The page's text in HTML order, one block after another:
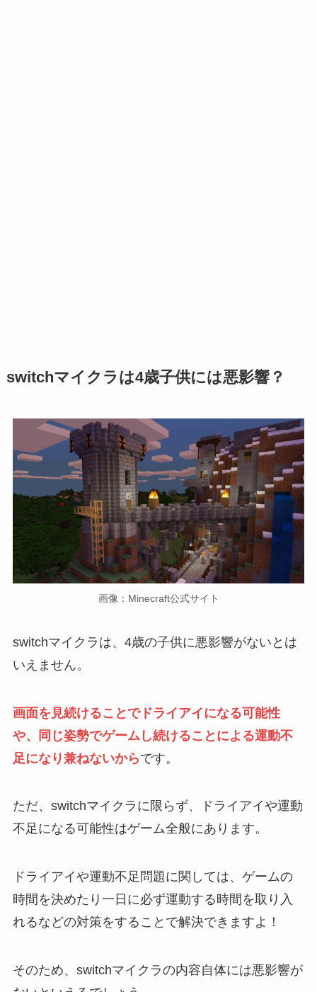
switchマイクラは4歳子供には悪影響？
画像：Minecraft公式サイト
switchマイクラは、4歳の子供に悪影響がないとは
いえません。
画面を見続けることでドライアイになる可能性
や、同じ姿勢でゲームし続けることによる運動不
足になり兼ねないからです。
ただ、switchマイクラに限らず、ドライアイや運動
不足になる可能性はゲーム全般にあります。
ドライアイや運動不足問題に関しては、ゲームの
時間を決めたり一日に必ず運動する時間を取り入
れるなどの対策をすることで解決できますよ！
そのため、switchマイクラの内容自体には悪影響が